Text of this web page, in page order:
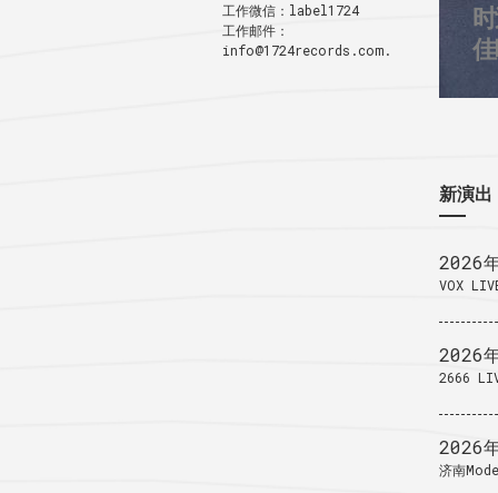
工作微信：label1724
工作邮件：
info@1724records.com.
新演出
2026
VOX
2026
2666
2026
济南